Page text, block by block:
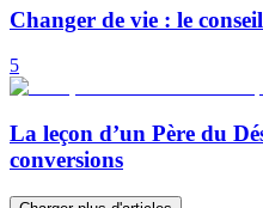
Changer de vie : le
5
La leçon d’un Père du
conversions